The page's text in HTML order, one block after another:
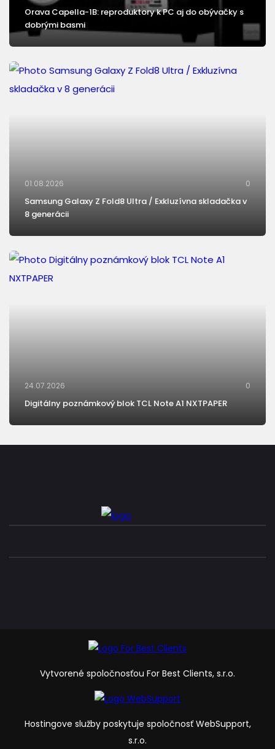
Orava Capella-1B: reproduktory k PC aj do obývačky s
dobrými basmi
01.08.2026 0
Samsung Galaxy Z Fold8 Ultra / Exkluzívna skladačka v
8 generácii
24.07.2026 0
Digitálny poznámkový blok TCL Note A1 NXTPAPER
Vytvorené spoločnosťou For Best Clients, s.r.o.
Hostingove služby poskytuje spoločnosť WebSupport,
s.r.o.